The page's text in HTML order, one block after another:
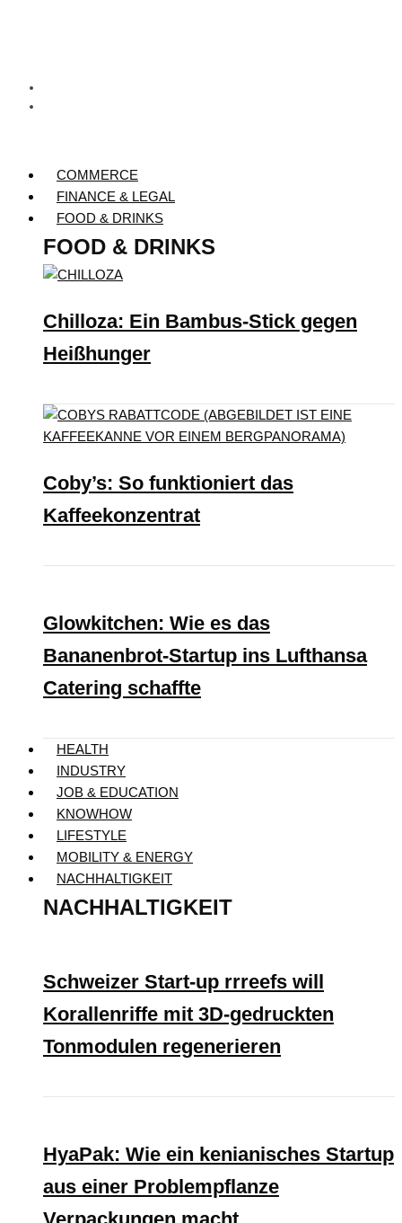
COMMERCE
FINANCE & LEGAL
FOOD & DRINKS
FOOD & DRINKS
Chilloza: Ein Bambus-Stick gegen
Heißhunger
Coby’s: So funktioniert das
Kaffeekonzentrat
Glowkitchen: Wie es das
Bananenbrot-Startup ins Lufthansa
Catering schaffte
HEALTH
INDUSTRY
JOB & EDUCATION
KNOWHOW
LIFESTYLE
MOBILITY & ENERGY
NACHHALTIGKEIT
NACHHALTIGKEIT
Schweizer Start-up rrreefs will
Korallenriffe mit 3D-gedruckten
Tonmodulen regenerieren
HyaPak: Wie ein kenianisches Startup
aus einer Problempflanze